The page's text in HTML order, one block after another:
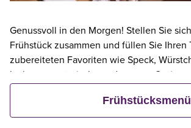
Genussvoll in den Morgen! Stellen Sie
Frühstück zusammen und füllen Sie Ihren
zubereiteten Favoriten wie Speck,
leckere vegetarische und vegane
kontinentalen Köstlichkeiten wie Obst,
Gebäck. Und wenn ein Erwachsener ein
bestellt, frühstücken bis zu zwei Kinder
Frühstücksmenü